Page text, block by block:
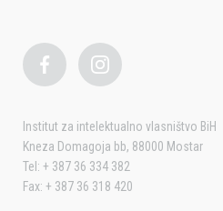
Institut za intelektualno vlasništvo BiH
Kneza Domagoja bb, 88000 Mostar
Tel: + 387 36 334 382
Fax: + 387 36 318 420